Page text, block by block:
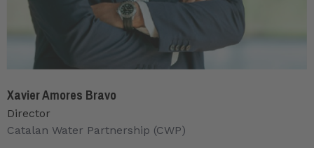
Xavier Amores Bravo
Director
Catalan Water Partnership (CWP)